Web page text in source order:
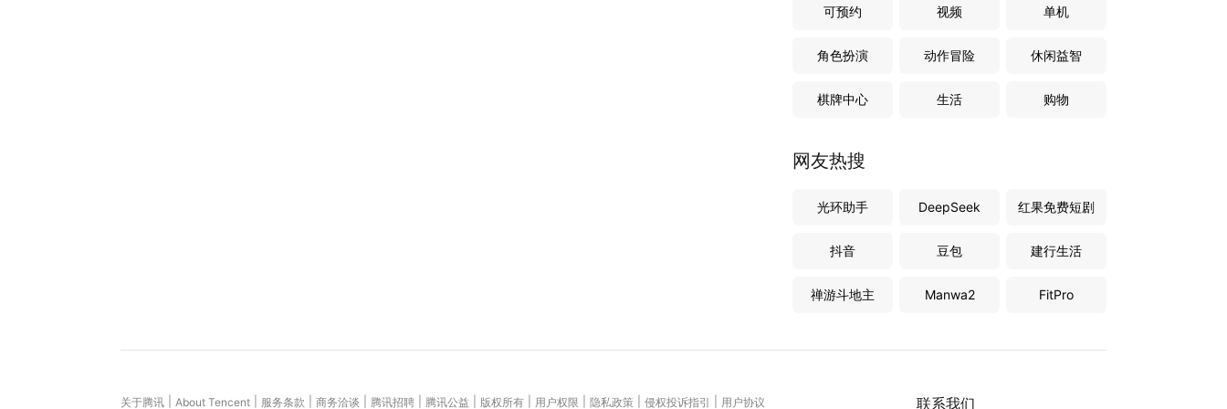
可预约 视频 单机
角色扮演 动作冒险 休闲益智
棋牌中心 生活 购物
网友热搜
光环助手 DeepSeek 红果免费短剧
抖音 豆包 建行生活
禅游斗地主 Manwa2 FitPro
联系我们
关于腾讯 About Tencent 服务条款 商务洽谈 腾讯招聘 腾讯公益 版权所有 用户权限 隐私政策 侵权投诉指引 用户协议